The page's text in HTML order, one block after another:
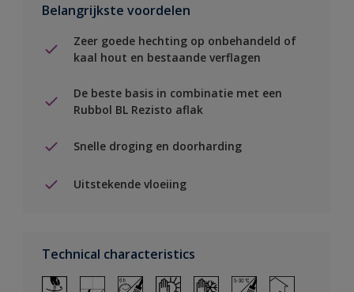
Belangrijkste voordelen
Zeer goede hechting op onbehandeld of
kaal hout en bestaande verflagen
De beste basis in combinatie met een
Rubbol BL Rezisto aflak
Snelle droging en doorharding
Uitstekende vloeiing
Technical characteristics